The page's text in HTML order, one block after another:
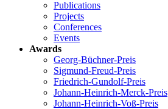
Publications
Projects
Conferences
Events
Awards
Georg-Büchner-Preis
Sigmund-Freud-Preis
Friedrich-Gundolf-Preis
Johann-Heinrich-Merck-Preis
Johann-Heinrich-Voß-Preis